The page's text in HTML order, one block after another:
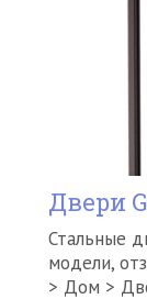
Двери
Стальные
модели,
> Дом >